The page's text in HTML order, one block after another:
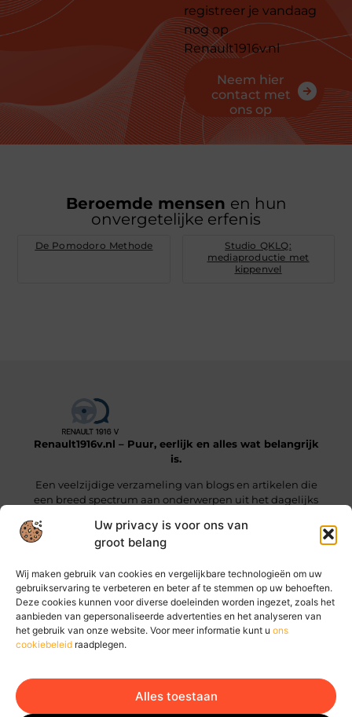
Uw privacy is voor ons van
groot belang
Wij maken gebruik van cookies en vergelijkbare technologieën om uw
gebruikservaring te verbeteren en beter af te stemmen op uw behoeften.
Deze cookies kunnen voor diverse doeleinden worden ingezet, zoals het
aanbieden van gepersonaliseerde advertenties en het analyseren van
het gebruik van onze website. Voor meer informatie kunt u ons
cookiebeleid raadplegen.
Alles toestaan
Ga Naar
registreer je vandaag
nog op
Renault1916v.nl
Neem hier
contact met
ons op
Beroemde mensen en hun
onvergetelijke erfenis
De Pomodoro Methode
Studio QKLQ:
mediaproductie met
kippenvel
Renault1916v.nl – Puur, eerlijk en alles wat belangrijk
is.
Een veelzijdige verzameling van blogs en artikelen die
een breed spectrum aan onderwerpen uit het dagelijks
Onze informatie
Bericht categorie